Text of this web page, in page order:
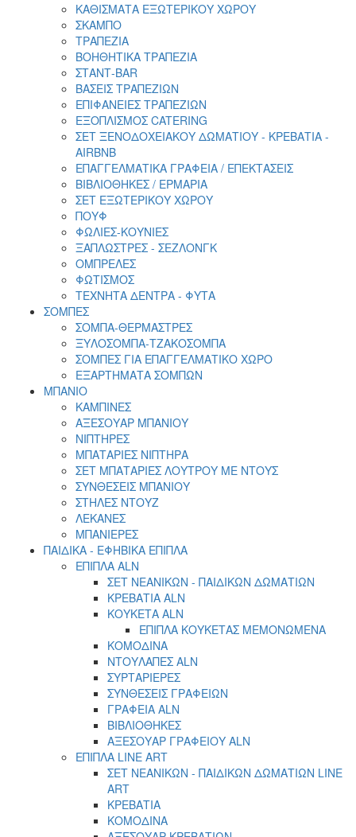
ΚΑΘΙΣΜΑΤΑ ΕΞΩΤΕΡΙΚΟΥ ΧΩΡΟΥ
ΣΚΑΜΠΟ
ΤΡΑΠΕΖΙΑ
ΒΟΗΘΗΤΙΚΑ ΤΡΑΠΕΖΙΑ
ΣΤΑΝΤ-ΒΑR
ΒΑΣΕΙΣ ΤΡΑΠΕΖΙΩΝ
ΕΠΙΦΑΝΕΙΕΣ ΤΡΑΠΕΖΙΩΝ
ΕΞΟΠΛΙΣΜΟΣ CATERING
ΣΕΤ ΞΕΝΟΔΟΧΕΙΑΚΟΥ ΔΩΜΑΤΙΟΥ - ΚΡΕΒΑΤΙΑ -
AIRBNB
ΕΠΑΓΓΕΛΜΑΤΙΚΑ ΓΡΑΦΕΙΑ / ΕΠΕΚΤΑΣΕΙΣ
ΒΙΒΛΙΟΘΗΚΕΣ / ΕΡΜΑΡΙΑ
ΣΕΤ ΕΞΩΤΕΡΙΚΟΥ ΧΩΡΟΥ
ΠΟΥΦ
ΦΩΛΙΕΣ-ΚΟΥΝΙΕΣ
ΞΑΠΛΩΣΤΡΕΣ - ΣΕΖΛΟΝΓΚ
ΟΜΠΡΕΛΕΣ
ΦΩΤΙΣΜΟΣ
ΤΕΧΝΗΤΑ ΔΕΝΤΡΑ - ΦΥΤΑ
ΣΟΜΠΕΣ
ΣΟΜΠΑ-ΘΕΡΜΑΣΤΡΕΣ
ΞΥΛΟΣΟΜΠΑ-ΤΖΑΚΟΣΟΜΠΑ
ΣΟΜΠΕΣ ΓΙΑ ΕΠΑΓΓΕΛΜΑΤΙΚΟ ΧΩΡΟ
ΕΞΑΡΤΗΜΑΤΑ ΣΟΜΠΩΝ
ΜΠΑΝΙΟ
ΚΑΜΠΙΝΕΣ
ΑΞΕΣΟΥΑΡ ΜΠΑΝΙΟΥ
ΝΙΠΤΗΡΕΣ
ΜΠΑΤΑΡΙΕΣ ΝΙΠΤΗΡΑ
ΣΕΤ ΜΠΑΤΑΡΙΕΣ ΛΟΥΤΡΟΥ ΜΕ ΝΤΟΥΣ
ΣΥΝΘΕΣΕΙΣ ΜΠΑΝΙΟΥ
ΣΤΗΛΕΣ ΝΤΟΥΖ
ΛΕΚΑΝΕΣ
ΜΠΑΝΙΕΡΕΣ
ΠΑΙΔΙΚΑ - ΕΦΗΒΙΚΑ ΕΠΙΠΛΑ
EΠΙΠΛΑ ALN
ΣΕΤ ΝΕΑΝΙΚΩΝ - ΠΑΙΔΙΚΩΝ ΔΩΜΑΤΙΩΝ
ΚΡΕΒΑΤΙΑ ΑLN
ΚΟΥΚΕΤΑ ALN
ΕΠΙΠΛΑ ΚΟΥΚΕΤΑΣ ΜΕΜΟΝΩΜΕΝΑ
ΚΟΜΟΔΙΝΑ
ΝΤΟΥΛΑΠΕΣ ALN
ΣΥΡΤΑΡΙΕΡΕΣ
ΣΥΝΘΕΣΕΙΣ ΓΡΑΦΕΙΩΝ
ΓΡΑΦΕΙΑ ALN
ΒΙΒΛΙΟΘΗΚΕΣ
ΑΞΕΣΟΥΑΡ ΓΡΑΦΕΙΟΥ ALN
ΕΠΙΠΛΑ LINE ART
ΣΕΤ ΝΕΑΝΙΚΩΝ - ΠΑΙΔΙΚΩΝ ΔΩΜΑΤΙΩΝ LINE
ART
ΚΡΕΒΑΤΙΑ
ΚΟΜΟΔΙΝΑ